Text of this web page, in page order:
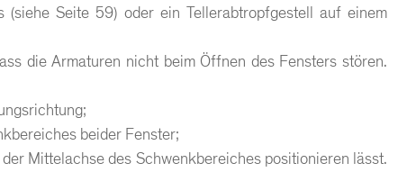
Seite 59) oder ein Tellerabtropfgestell auf einem
die Armaturen nicht beim Öffnen des Fensters stören.
beider Fenster;
Mittelachse des Schwenkbereiches positionieren lässt.